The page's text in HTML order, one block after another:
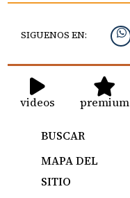
SIGUENOS EN:
videos premium
BUSCAR
MAPA DEL
SITIO